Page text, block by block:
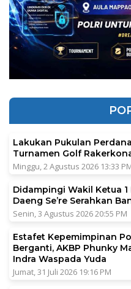
Lakukan Pukulan
Turnamen Golf
Minggu, 2 Agustus 2026 13:33
Didampingi Wakil Ketua 1
Daeng Se’re Serahkan
Senin, 3 Agustus 2026 20:55 PM
Estafet Kepemimpinan
Berganti, AKBP Phunky
Indra Waspada Yuda
Jumat, 31 Juli 2026 19:16 PM